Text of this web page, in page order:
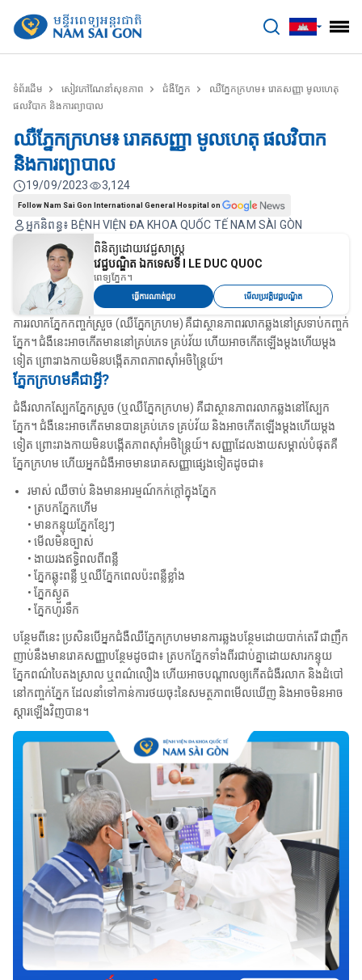
ទំព័រដើម សៀវភៅណែនាំសុខភាព ជំងឺភ្នែក
ឈឺភ្នែកក្រហម៖ រោគសញ្ញា មូលហេតុ
ផលវិបាក និងការព្យាបាល
ឈឺភ្នែកក្រហម៖ រោគសញ្ញា មូលហេតុ ផលវិបាក
និងការព្យាបាល
អ្នកនិពន្ធ៖ BỆNH VIỆN ĐA KHOA QUỐC TẾ NAM SÀI GÒN
19/09/2023 3,124
Follow Nam Sai Gon International General Hospital on
ការរលាកភ្នែកកញ្ចក់ស្រួច (ឈឺភ្នែកក្រហម) គឺជាស្ថានភាពរលាកឆ្លងនៅស្រទាប់កញ្ចក់
ភ្នែក។ ជំងឺនេះអាចកើតមាននៅគ្រប់ភេទ គ្រប់វ័យ ហើយអាចកើតឡើងម្តងហើយម្តង
ទៀត ព្រោះរាងកាយមិនបង្កើតភាពភាពស៊ាំអចិន្ត្រៃយ៍។
ពិនិត្យដោយវេជ្ជសាស្ត្រ
វេជ្ជបណ្ឌិត ឯកទេសទី I LE DUC QUOC
ពេទ្យភ្នែក។
ធ្វើការណាត់ជួប មើលប្រវត្តិវេជ្ជបណ្ឌិត
ភ្នែកក្រហមគឺជាអ្វី?
ជំងឺរលាកស្បែកភ្នែកស្រួច (ឬឈឺភ្នែកក្រហម) គឺជាស្ថានភាពរលាកឆ្លងនៅស្បែក
ភ្នែក។ ជំងឺនេះអាចកើតមានបានគ្រប់ភេទ គ្រប់វ័យ និងអាចកើតឡើងម្ដងហើយម្ដង
ទៀត ព្រោះរាងកាយមិនបង្កើតភាពស៊ាំអចិន្ត្រៃយ៍។ សញ្ញាដែលងាយសម្គាល់បំផុតគឺ
ភ្នែកក្រហម ហើយអ្នកជំងឺអាចមានរោគសញ្ញាផ្សេងទៀតដូចជា៖
រមាស់ ឈឺចាប់ និងមានអារម្មណ៍កក់ក្តៅក្នុងភ្នែក
• ត្របកភ្នែកហើម
• មានកន្ទុយភ្នែកខ្សែៗ
• មើលមិនច្បាស់
• ងាយរងឥទ្ធិពលពីពន្លឺ
• ភ្នែកឆ្លុះពន្លឺ ឬឈឺភ្នែកពេលប៉ះពន្លឺខ្លាំង
• ភ្នែកស្ងួត
• ភ្នែកហូរទឹក
បន្ថែមពីនេះ ប្រសិនបើអ្នកជំងឺឈឺភ្នែកក្រហមមានការឆ្លងបន្ថែមដោយបាក់តេរី ជាញឹក
ញាប់នឹងមានរោគសញ្ញាបន្ថែមដូចជា៖ ត្របកភ្នែកទាំងពីរជាប់គ្នាដោយសារកន្ទុយ
ភ្នែកពណ៌បៃតងស្រាល ឬពណ៌លឿង ហើយអាចបណ្តាលឲ្យកើតជំងឺរលាក និងដំបៅ
នៅកញ្ចក់ភ្នែក ដែលនាំទៅកាន់ការថយចុះនៃសមត្ថភាពមើលឃើញ និងអាចមិនអាច
ស្តារឡើងវិញបាន។